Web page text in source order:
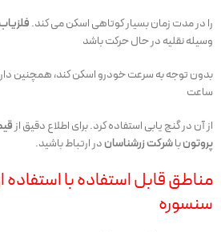
را در مدت زمان بسیار کوتاهی اسکن می کند.
وسیله نقلیه در حال حرکت باشد
ساعت
از آن در گنج یابی استفاده کرد. برای اطلاع دقیق از
پروتونباشرکت زرشناساندر ارتباط باشید.
مناطق قابل استفاده با استفاده
سنسوره